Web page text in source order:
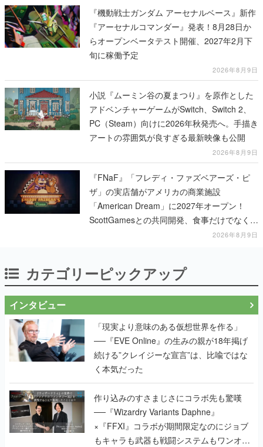
『機動戦士ガンダム アーセナルベース』新作
『アーセナルコマンダー』発表！8月28日か
らオープンベータテスト開催、2027年2月下
旬に稼働予定
2026年8月9日
小説『ムーミン谷の夏まつり』を原作とした
アドベンチャーゲームがSwitch、Switch 2、
PC（Steam）向けに2026年秋発売へ。手描き
アートの雰囲気が良すぎる最新映像も公開
2026年8月9日
『FNaF』「フレディ・ファズベアーズ・ピ
ザ」の実店舗がアメリカの商業施設
「American Dream」に2027年オープン！
ScottGamesとの共同開発、食事だけでなくス
テージショーや没入型のホラー体験も楽しめ
2026年8月9日
カテゴリーピックアップ
インタビュー
「現実より意味のある仮想世界を作る」
──『EVE Online』の生みの親が18年掲げ
続ける”クレイジーな宣言”は、比喩ではな
く本気だった
作り込みのすさまじさにコラボ先も驚嘆
──『Wizardry Variants Daphne』
×『FFXI』コラボが期間限定なのにジョブ
もキャラも武器も戦闘システムもワンオフ